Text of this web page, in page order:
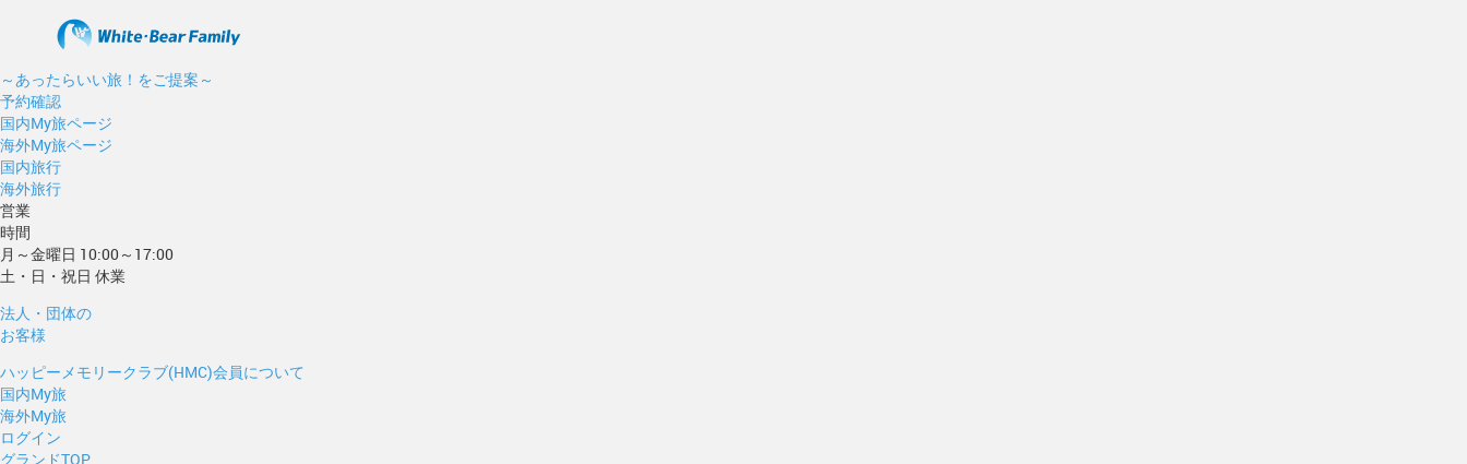
～あったらいい旅！をご提案～
予約確認
国内My旅ページ
海外My旅ページ
国内旅行
海外旅行
営業
時間
月～金曜日 10:00～17:00
土・日・祝日 休業
法人・団体の
お客様
ハッピーメモリークラブ(HMC)会員について
国内My旅
海外My旅
ログイン
グランドTOP